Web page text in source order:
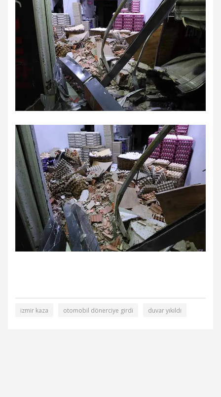
izmir kaza otomobil dönerciye girdi duvar yıkıldı